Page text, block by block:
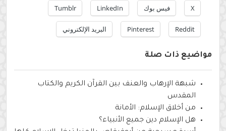
X فيس بوك LinkedIn
Tumblr
Reddit
Pinterest البريد الإلكتروني
مواضيع ذات صلة
شبهة الإرهاب والعنف بين القرآن الكريم والكتاب
المقدس
من أخلاق الإسلام: الأمانة
هل الإسلام دين جميع الأنبياء؟